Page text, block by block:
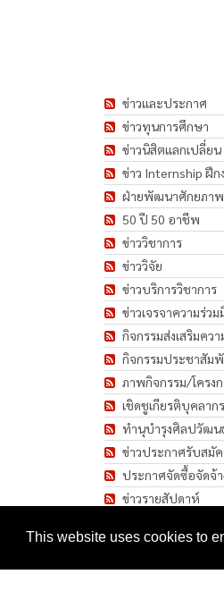
This website uses cookies to
ข่าวและประกาศ
ข่าวทุนการศึกษา
ข่าวนิสิตแลกเปลี่ยน
ข่าว Internship ฝึ
ฝ่ายพัฒนาศักยภา
50 ปี 50 อาชีพ
ข่าววิชาการ
ข่าววิจัย
ข่าวบริการวิชาการ
ข่าวเจรจาความร่วม
กิจกรรมส่งเสริมคว
กิจกรรมประชาสัม
ภาพกิจกรรม/โครง
เชิดชูเกียรติบุคลากร
ทำนุบำรุงศิลปวัฒน
ข่าวประกาศรับสมัค
ประกาศจัดซื้อจัดจ้า
ข่าวรายสัปดาห์